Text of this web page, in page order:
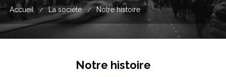
Accueil / La société / Notre histoire
Notre histoire